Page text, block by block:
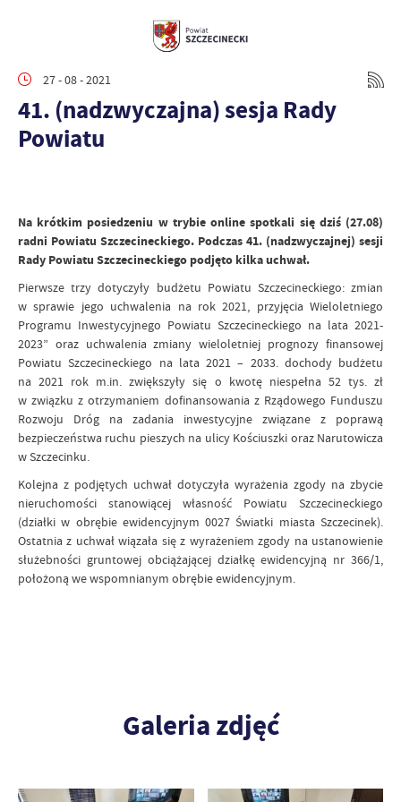
27 - 08 - 2021
41. (nadzwyczajna) sesja Rady
Powiatu
Na krótkim posiedzeniu w trybie online spotkali się dziś (27.08)
radni Powiatu Szczecineckiego. Podczas 41. (nadzwyczajnej) sesji
Rady Powiatu Szczecineckiego podjęto kilka uchwał.
Pierwsze trzy dotyczyły budżetu Powiatu Szczecineckiego: zmian
w sprawie jego uchwalenia na rok 2021, przyjęcia Wieloletniego
Programu Inwestycyjnego Powiatu Szczecineckiego na lata 2021-
2023” oraz uchwalenia zmiany wieloletniej prognozy finansowej
Powiatu Szczecineckiego na lata 2021 – 2033. dochody budżetu
na 2021 rok m.in. zwiększyły się o kwotę niespełna 52 tys. zł
w związku z otrzymaniem dofinansowania z Rządowego Funduszu
Rozwoju Dróg na zadania inwestycyjne związane z poprawą
bezpieczeństwa ruchu pieszych na ulicy Kościuszki oraz Narutowicza
w Szczecinku.
Kolejna z podjętych uchwał dotyczyła wyrażenia zgody na zbycie
nieruchomości stanowiącej własność Powiatu Szczecineckiego
(działki w obrębie ewidencyjnym 0027 Światki miasta Szczecinek).
Ostatnia z uchwał wiązała się z wyrażeniem zgody na ustanowienie
służebności gruntowej obciążającej działkę ewidencyjną nr 366/1,
położoną we wspomnianym obrębie ewidencyjnym.
Galeria zdjęć